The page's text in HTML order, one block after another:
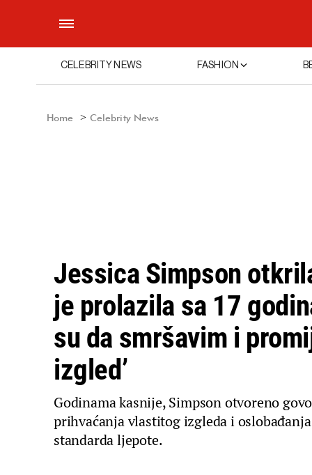
CELEBRITY NEWS FASHION
Home Celebrity News
Jessica Simpson
je prolazila sa 17
su da smršavim i
izgled’
Godinama kasnije, Simpson otvoreno
prihvaćanja vlastitog izgleda i
standarda ljepote.